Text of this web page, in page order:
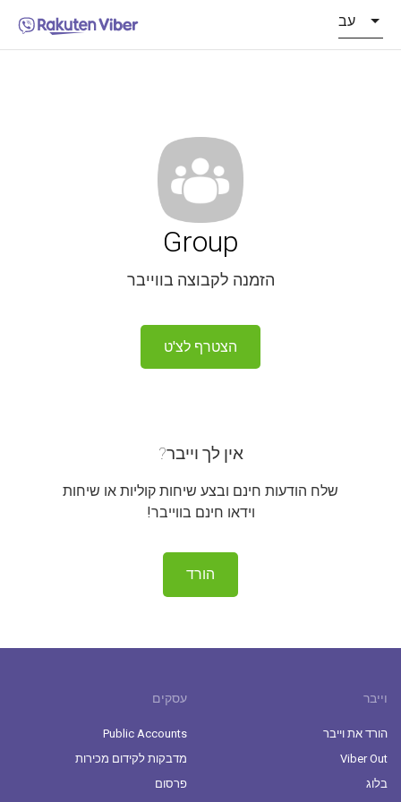
עב
Group
הזמנה לקבוצה בווייבר
הצטרף לצ'ט
אין לך וייבר?
שלח הודעות חינם ובצע שיחות קוליות או שיחות
וידאו חינם בווייבר!
הורד
וייבר
הורד את וייבר
Viber Out
בלוג
עסקים
Public Accounts
מדבקות לקידום מכירות
פרסום